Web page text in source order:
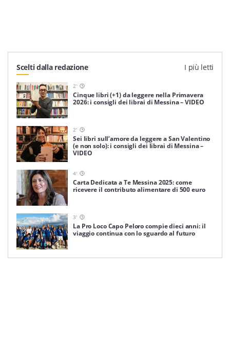
Scelti dalla redazione I più letti
2'
Cinque libri (+1) da leggere nella Primavera
2026: i consigli dei librai di Messina – VIDEO
2'
Sei libri sull’amore da leggere a San Valentino
(e non solo): i consigli dei librai di Messina –
VIDEO
4'
Carta Dedicata a Te Messina 2025: come
ricevere il contributo alimentare di 500 euro
3'
La Pro Loco Capo Peloro compie dieci anni: il
viaggio continua con lo sguardo al futuro